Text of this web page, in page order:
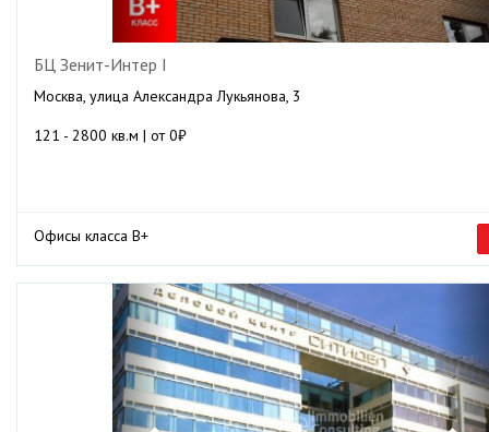
БЦ Зенит-Интер I
Москва, улица Александра Лукьянова, 3
121 - 2800 кв.м | от 0₽
Офисы класса B+
Previous